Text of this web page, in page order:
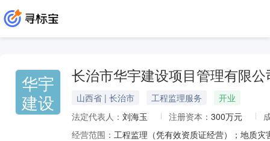
华宇
建设
长治市华宇建设项目管理有限公
山西省 | 长治市 工程监理服务
开业
法定代表人： 刘海玉 注册资本： 300万元
经营范围：